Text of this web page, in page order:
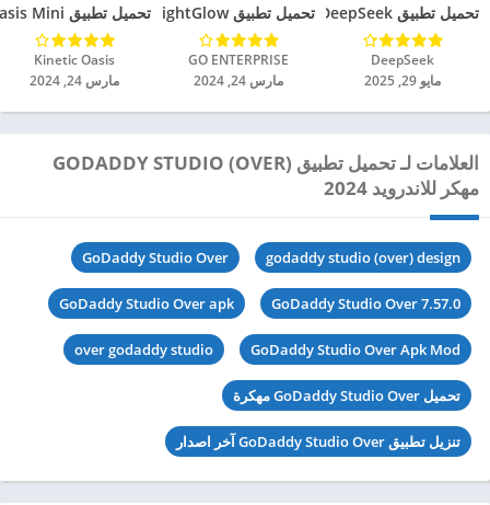
تحميل تطبيق DeepSeek مهكر للاندرويد 2025
DeepSeek‏
مايو 29, 2025
تحميل تطبيق BrightGlow مهكر للاندرويد 2024
GO ENTERPRISE‏
مارس 24, 2024
تحميل تطبيق Oasis Mini مهكر للاندرويد 2024
Kinetic Oasis‏
مارس 24, 2024
العلامات لـ تحميل تطبيق GODADDY STUDIO (OVER)
مهكر للاندرويد 2024
godaddy studio (over) design
GoDaddy Studio Over
GoDaddy Studio Over 7.57.0
GoDaddy Studio Over apk
GoDaddy Studio Over Apk Mod
over godaddy studio
تحميل GoDaddy Studio Over مهكرة
تنزيل تطبيق GoDaddy Studio Over آخر اصدار